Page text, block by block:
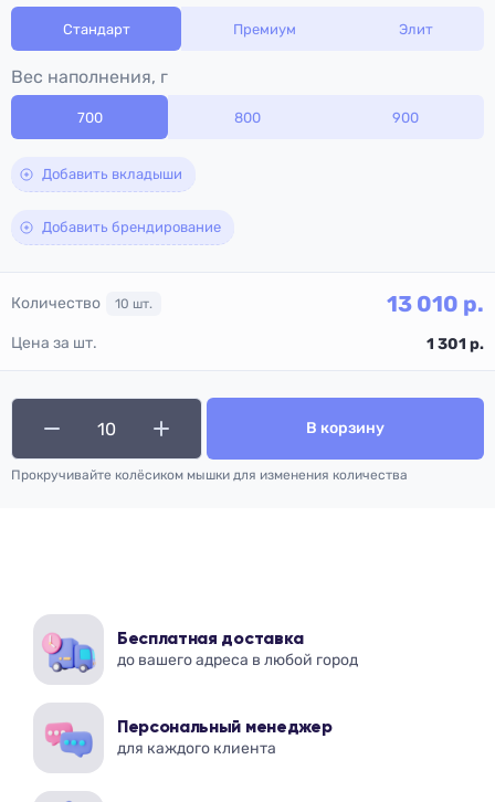
Стандарт Премиум Элит
Вес наполнения, г
700 800 900
Добавить вкладыши
Добавить брендирование
Количество 10 шт. 13 010 р.
Цена за шт. 1 301 р.
В корзину
Прокручивайте колёсиком мышки для изменения количества
Бесплатная доставка
до вашего адреса в любой город
Персональный менеджер
для каждого клиента